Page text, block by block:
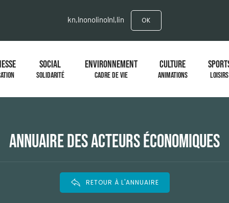
kn,lnonolinolnl,lin OK
SOCIAL
SOLIDARITÉ
ENVIRONNEMENT
CADRE DE VIE
CULTURE
ANIMATIONS LOISIRS
ANNUAIRE DES ACTEURS ÉCONOMIQUES
RETOUR À L'ANNUAIRE